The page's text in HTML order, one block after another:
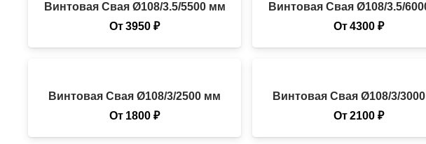
Винтовая Свая Ø108/3.5/5500 мм
От3950₽
Винтовая Свая Ø108/3.5/
От4300₽
Винтовая Свая Ø108/3/2500 мм
От 1800₽
Винтовая Свая Ø108/3/
От2100₽